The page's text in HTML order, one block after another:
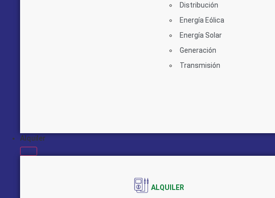
Distribución
Energía Eólica
Energía Solar
Generación
Transmisión
Alquiler
ALQUILER